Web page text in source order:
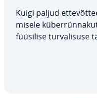
Kuigi paljud
misele
füüsilise tur­va­li­suse